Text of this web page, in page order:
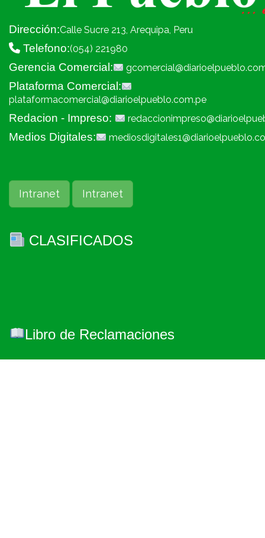
Dirección:Calle Sucre 213, Arequipa, Peru
Telefono:(054) 221980
Gerencia Comercial:
Plataforma Comercial:
plataformacomercial@diarioelpueblo.com.pe
Redacion - Impreso:
Medios Digitales:
Intranet Intranet
CLASIFICADOS
Libro de Reclamaciones